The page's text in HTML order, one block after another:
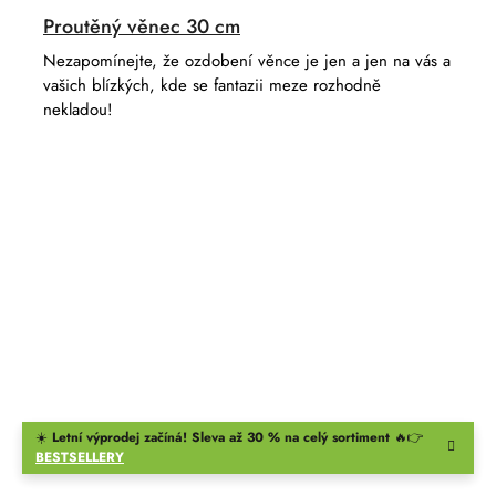
☀️ Letní výprodej začíná! Sleva až 30 % na celý sortiment 🔥👉
BESTSELLERY
Proutěný věnec 30 cm
Nezapomínejte, že ozdobení věnce je jen a jen na vás a
vašich blízkých, kde se fantazii meze rozhodně
nekladou!